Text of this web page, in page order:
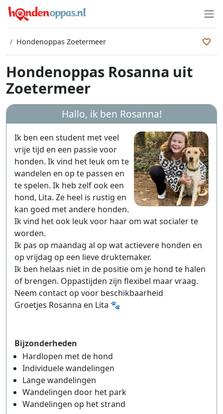
Hondenoppas Zoetermeer
Hondenoppas Rosanna uit
Zoetermeer
Hallo, ik ben Rosanna!
Ik ben een student met veel
vrije tijd en een passie voor
honden. Ik vind het leuk om te
wandelen en op te passen en
te spelen. Ik heb zelf ook een
hond, Lita. Ze heel is rustig en
kan goed met andere honden.
Ik vind het ook leuk voor haar om wat socialer te
worden.
Ik pas op maandag al op wat actievere honden en
op vrijdag op een lieve druktemaker.
Ik ben helaas niet in de positie om je hond te halen
of brengen. Oppastijden zijn flexibel maar vraag.
Neem contact op voor beschikbaarheid
Groetjes Rosanna en Lita 🐾
Bijzonderheden
Hardlopen met de hond
Individuele wandelingen
Lange wandelingen
Wandelingen door het park
Wandelingen op het strand